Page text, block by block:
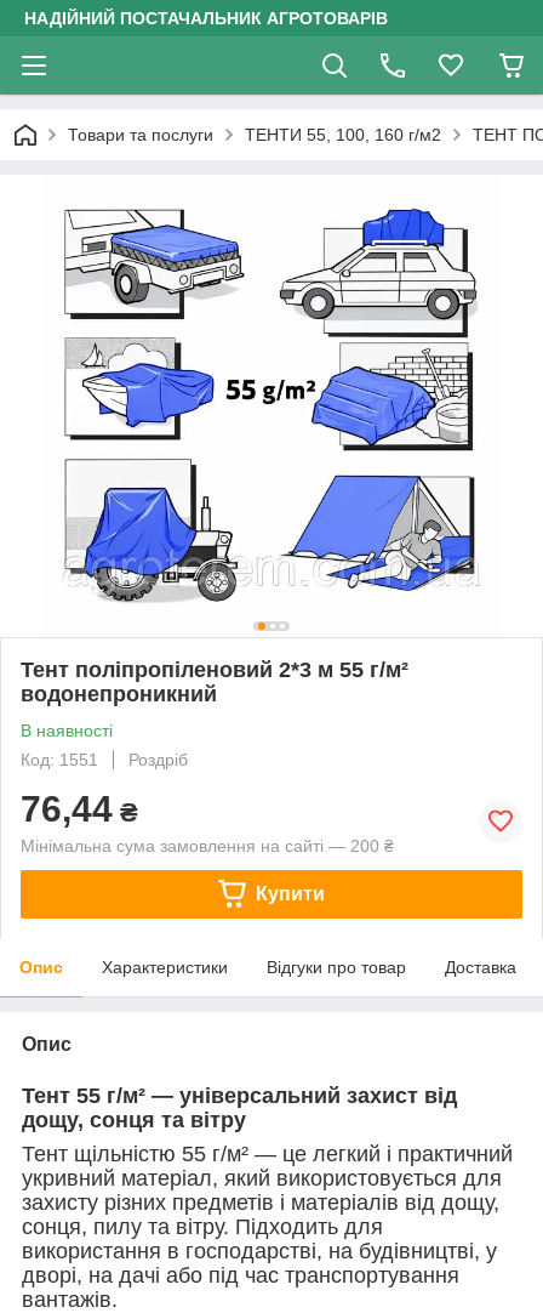
НАДІЙНИЙ ПОСТАЧАЛЬНИК АГРОТОВАРІВ
Товари та послуги ТЕНТИ 55, 100, 160 г/м2 ТЕНТ
Тент поліпропіленовий 2*3 м 55 г/м²
водонепроникний
В наявності
Код: 1551
Роздріб
76,44 ₴
Мінімальна сума замовлення на сайті — 200 ₴
Купити
Опис Характеристики Відгуки про товар Доставка
Опис
Тент 55 г/м² — універсальний захист від
дощу, сонця та вітру
Тент щільністю 55 г/м² — це легкий і практичний
укривний матеріал, який використовується для
захисту різних предметів і матеріалів від дощу,
сонця, пилу та вітру. Підходить для
використання в господарстві, на будівництві, у
дворі, на дачі або під час транспортування
вантажів.